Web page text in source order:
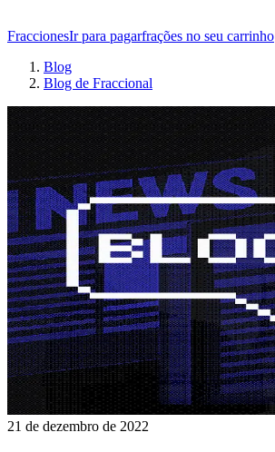
FraccionesIr para pagarfrações no seu carrinho
Blog
Blog de Fraccional
21 de dezembro de 2022